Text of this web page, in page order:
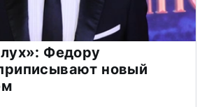
Федору
новый